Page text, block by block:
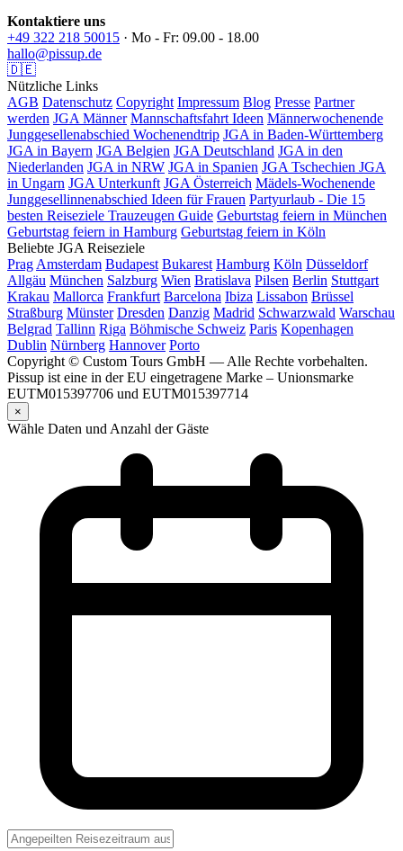
Kontaktiere uns
+49 322 218 50015 · Mo - Fr: 09.00 - 18.00
hallo@pissup.de
🇩🇪
Nützliche Links
AGB Datenschutz Copyright Impressum Blog Presse Partner
werden JGA Männer Mannschaftsfahrt Ideen Männerwochenende
Junggesellenabschied Wochenendtrip JGA in Baden-Württemberg
JGA in Bayern JGA Belgien JGA Deutschland JGA in den
Niederlanden JGA in NRW JGA in Spanien JGA Tschechien JGA
in Ungarn JGA Unterkunft JGA Österreich Mädels-Wochenende
Junggesellinnenabschied Ideen für Frauen Partyurlaub - Die 15
besten Reiseziele Trauzeugen Guide Geburtstag feiern in München
Geburtstag feiern in Hamburg Geburtstag feiern in Köln
Beliebte JGA Reiseziele
Prag Amsterdam Budapest Bukarest Hamburg Köln Düsseldorf
Allgäu München Salzburg Wien Bratislava Pilsen Berlin Stuttgart
Krakau Mallorca Frankfurt Barcelona Ibiza Lissabon Brüssel
Straßburg Münster Dresden Danzig Madrid Schwarzwald Warschau
Belgrad Tallinn Riga Böhmische Schweiz Paris Kopenhagen
Dublin Nürnberg Hannover Porto
Copyright © Custom Tours GmbH — Alle Rechte vorbehalten.
Pissup ist eine in der EU eingetragene Marke – Unionsmarke
EUTM015397706 und EUTM015397714
×
Wähle Daten und Anzahl der Gäste